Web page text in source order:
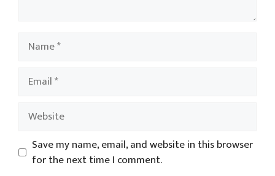
Name
Email
Website
Save my name, email, and website in this browser
for the next time I comment.